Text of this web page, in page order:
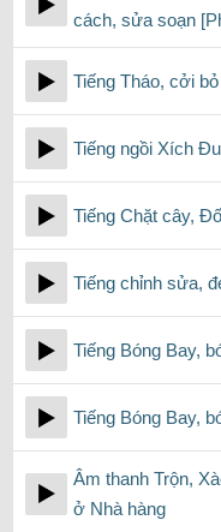
cách, sửa soạn
Tiếng Tháo, cởi
Tiếng ngồi Xích
Tiếng Chặt cây,
Tiếng chỉnh sửa,
Tiếng Bóng Bay,
Tiếng Bóng Bay,
Âm thanh Trộn,
ở Nhà hàng